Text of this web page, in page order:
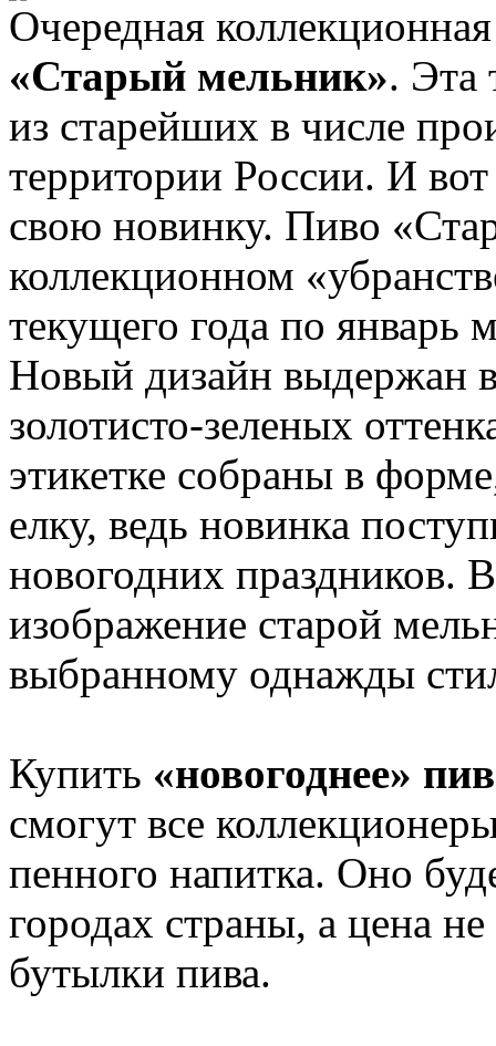
Очередная
«Старый мельник». Эта
из старейших в числе
территории России. И
свою новинку. Пиво
коллекционном
текущего года по январь
Новый дизайн выдержан
золотисто-зеленых
этикетке собраны в
елку, ведь новинка
новогодних праздников.
изображение старой
выбранному однажды
Купить «новогоднее»
смогут все
пенного напитка. Оно
городах страны, а цена
бутылки пива.